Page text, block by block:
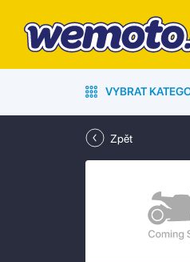
VYBRAT
Zpět